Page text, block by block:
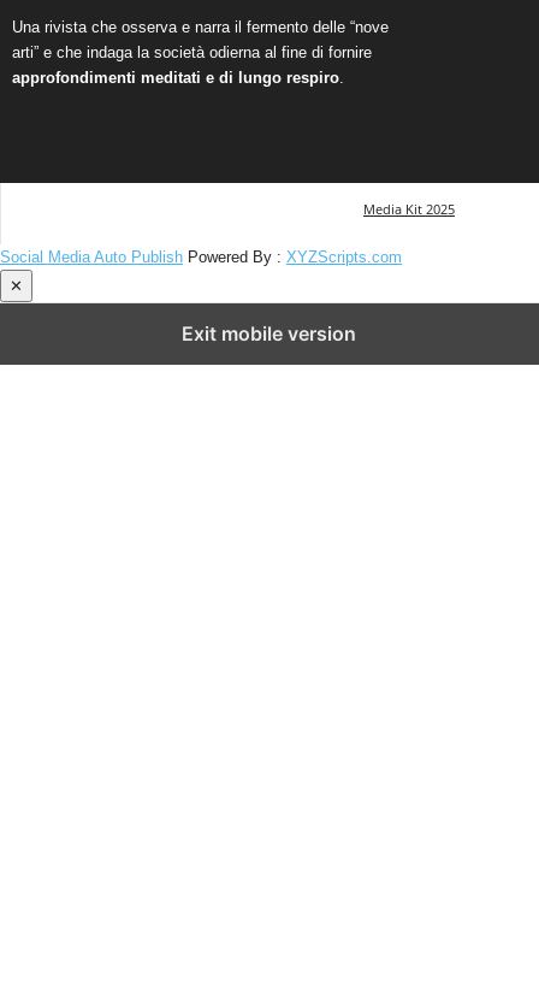
Una rivista che osserva e narra il fermento delle “nove
arti” e che indaga la società odierna al fine di fornire
approfondimenti meditati e di lungo respiro.
Media Kit 2025
Social Media Auto Publish Powered By : XYZScripts.com
✕
Exit mobile version